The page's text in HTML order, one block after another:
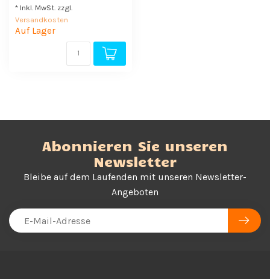
* Inkl. MwSt. zzgl.
Versandkosten
Auf Lager
Abonnieren Sie unseren
Newsletter
Bleibe auf dem Laufenden mit unseren Newsletter-
Angeboten